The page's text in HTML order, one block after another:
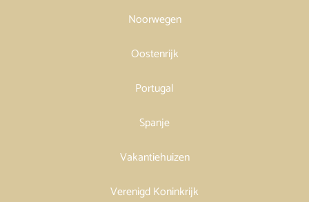
Noorwegen
Oostenrijk
Portugal
Spanje
Vakantiehuizen
Verenigd Koninkrijk